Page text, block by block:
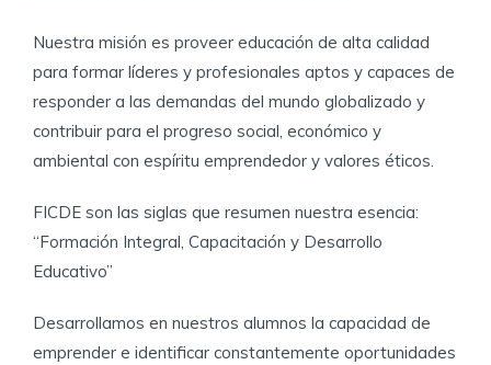
Nuestra misión es proveer educación de alta calidad
para formar líderes y profesionales aptos y capaces de
responder a las demandas del mundo globalizado y
contribuir para el progreso social, económico y
ambiental con espíritu emprendedor y valores éticos.
FICDE son las siglas que resumen nuestra esencia:
“Formación Integral, Capacitación y Desarrollo
Educativo”
​Desarrollamos en nuestros alumnos la capacidad de
emprender e identificar constantemente oportunidades